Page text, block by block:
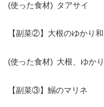
(使った食材) タアサイ
【副菜②】大根のゆかり和
(使った食材) 大根、ゆかり
【副菜③】鰯のマリネ